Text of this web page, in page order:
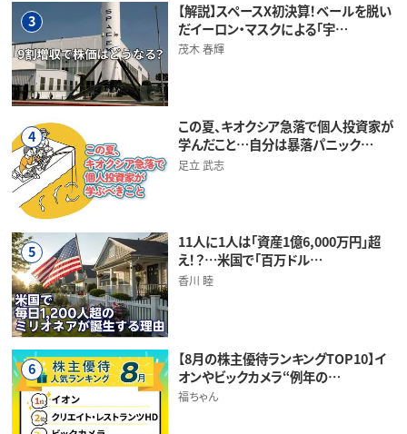
3
【解説】スペースX初決算！ベールを脱い
だイーロン・マスクによる「宇…
茂木 春輝
4
この夏、キオクシア急落で個人投資家が
学んだこと…自分は暴落パニック…
足立 武志
5
11人に1人は「資産1億6,000万円」超
え！？…米国で「百万ドル…
香川 睦
6
【8月の株主優待ランキングTOP10】イ
オンやビックカメラ“例年の…
福ちゃん